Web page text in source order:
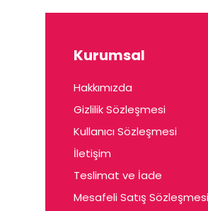
Kurumsal
Hakkımızda
Gizlilik Sözleşmesi
Kullanıcı Sözleşmesi
İletişim
Teslimat ve İade
Mesafeli Satış Sözleşmesi